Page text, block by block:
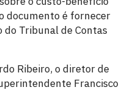
documento é fornecer
do Tribunal de Contas
Ribeiro, o diretor de
Francisco